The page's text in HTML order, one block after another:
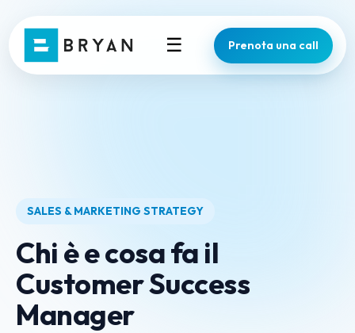
☰ Prenota una call
SALES & MARKETING STRATEGY
Chi è e cosa fa il
Customer Success
Manager